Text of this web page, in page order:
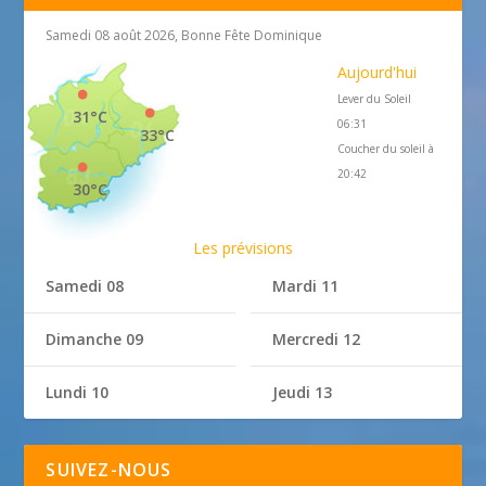
Samedi 08 août 2026, Bonne Fête Dominique
33°C
31°C
30°C
Aujourd'hui
Lever du Soleil
06:31
Coucher du soleil à
20:42
Les prévisions
Samedi 08
Dimanche 09
Lundi 10
Mardi 11
Mercredi 12
Jeudi 13
SUIVEZ-NOUS